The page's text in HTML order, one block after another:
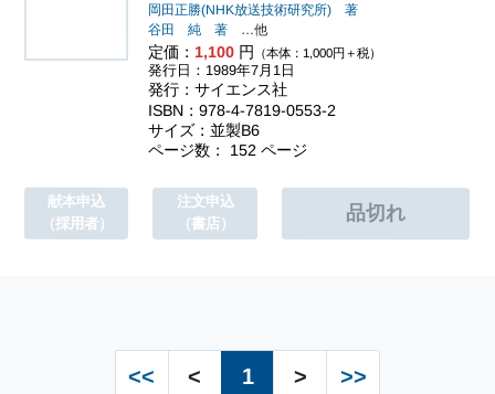
岡田正勝(NHK放送技術研究所) 著
谷田 純 著 …他
定価： 1,100 円 （本体：1,000円＋税）
発行日：1989年7月1日
発行：サイエンス社
ISBN：978-4-7819-0553-2
サイズ：並製B6
ページ数： 152 ページ
献本申込
（採用者）
注文申込
（書店）
<< < 1 > >>